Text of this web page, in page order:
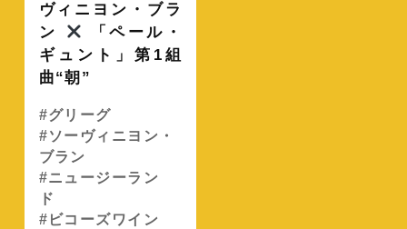
ヴィニヨン・ブラ
ン
「ペール・
ギュント」第1組
曲“朝”
グリーグ
ソーヴィニヨン・
ブラン
ニュージーラン
ド
ビコーズワイン